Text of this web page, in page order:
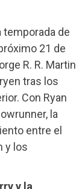
temporada de
21 de
R. R. Martin
tras los
Con Ryan
la
entre el
y los
y la